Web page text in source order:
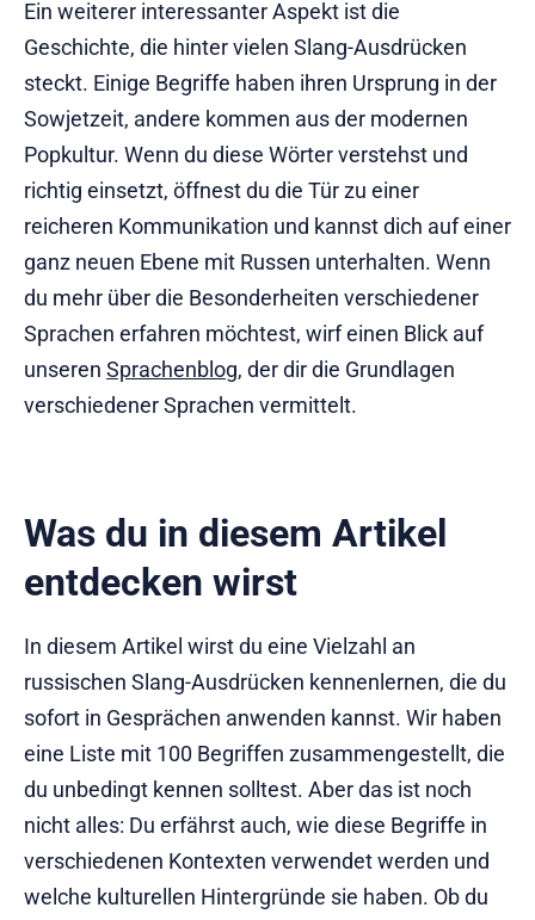
Ein weiterer interessanter Aspekt ist die
Geschichte, die hinter vielen Slang-Ausdrücken
steckt. Einige Begriffe haben ihren Ursprung in der
Sowjetzeit, andere kommen aus der modernen
Popkultur. Wenn du diese Wörter verstehst und
richtig einsetzt, öffnest du die Tür zu einer
reicheren Kommunikation und kannst dich auf einer
ganz neuen Ebene mit Russen unterhalten. Wenn
du mehr über die Besonderheiten verschiedener
Sprachen erfahren möchtest, wirf einen Blick auf
unseren Sprachenblog, der dir die Grundlagen
verschiedener Sprachen vermittelt.
Was du in diesem Artikel
entdecken wirst
In diesem Artikel wirst du eine Vielzahl an
russischen Slang-Ausdrücken kennenlernen, die du
sofort in Gesprächen anwenden kannst. Wir haben
eine Liste mit 100 Begriffen zusammengestellt, die
du unbedingt kennen solltest. Aber das ist noch
nicht alles: Du erfährst auch, wie diese Begriffe in
verschiedenen Kontexten verwendet werden und
welche kulturellen Hintergründe sie haben. Ob du